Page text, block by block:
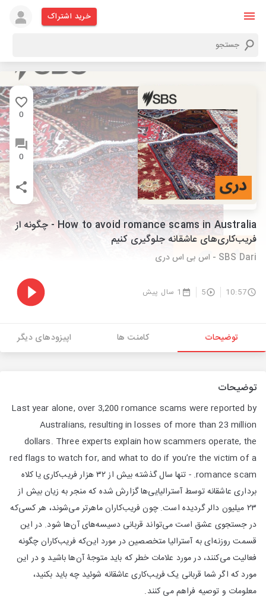
خرید اشتراک
0
0
How to avoid romance scams in Australia - چگونه از
فريب‌كارى‌های عاشقانه جلوگیری کنیم
SBS Dari - اس بی اس دری
10:57
5 1 سال پیش
توضیحات کامنت ها اپیزودهای دیگر
توضیحات
Last year alone, over 3,200 romance scams were reported by
Australians, resulting in losses of more than 23 million
dollars. Three experts explain how scammers operate, the
red flags to watch for, and what to do if you’re the victim of a
romance scam. - تنها سال گذشته بیش از ۳۲ هزار فريب‌كارى يا كلاه
بردارى عاشقانه توسط آسترالیایی‌ها گزارش شده که منجر به زیان بیش از
۲۳ میلیون دالر گرديده است. چون فريب‌كاران ماهرتر می‌شوند، هر کسی‌که
در جستجوى عشق است می‌تواند قربانی دسيسه‌های آن‌ها شود. در این
قسمت روزنه‌اى به آسترالیا متخصصین در مورد اين‌كه فريب‌كاران چگونه
فعالیت می‌کنند، در مورد علامات خطر که باید متوجۀ آن‌ها باشید و در اين
مورد كه اگر شما قربانی یک فريب‌كارى عاشقانه شوئید چه باید بكنيد،
معلومات و توصيه فراهم مى كنند.